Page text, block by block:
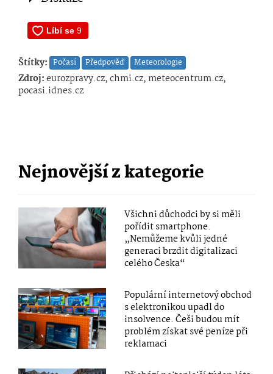
Štítky: Počasí Předpověď Meteorologie
Zdroj:eurozpravy.cz, chmi.cz, meteocentrum.cz,
pocasi.idnes.cz
Nejnovější z kategorie
Všichni důchodci by si měli
pořídit smartphone.
„Nemůžeme kvůli jedné
generaci brzdit digitalizaci
celého Česka“
Populární internetový obchod
s elektronikou upadl do
insolvence. Češi budou mít
problém získat své peníze při
reklamaci